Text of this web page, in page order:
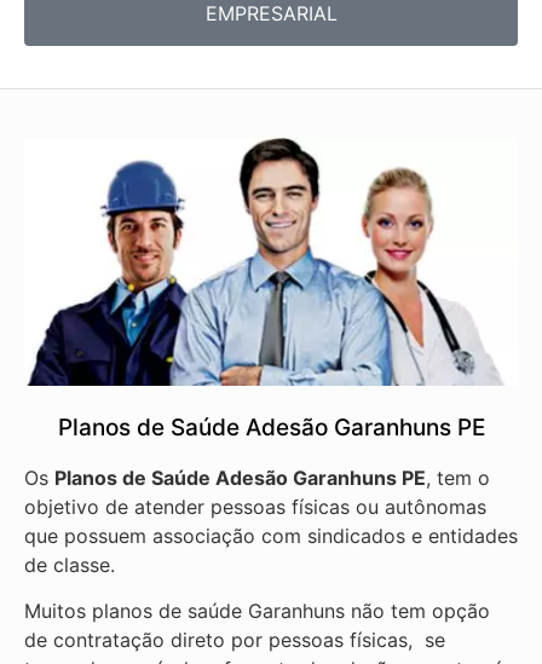
EMPRESARIAL
Planos de Saúde Adesão Garanhuns PE
Os Planos de Saúde Adesão Garanhuns PE, tem o
objetivo de atender pessoas físicas ou autônomas
que possuem associação com sindicados e entidades
de classe.
Muitos planos de saúde Garanhuns não tem opção
de contratação direto por pessoas físicas, se